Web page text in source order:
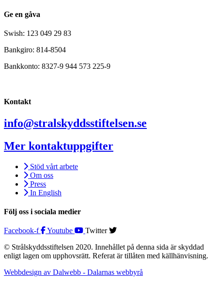
Ge en gåva
Swish: 123 049 29 83
Bankgiro: 814-8504
Bankkonto: 8327-9 944 573 225-9
Kontakt
info@stralskyddsstiftelsen.se
Mer kontaktuppgifter
Stöd vårt arbete
Om oss
Press
In English
Följ oss i sociala medier
Facebook-f Youtube
Twitter
© Strålskyddsstiftelsen 2020. Innehållet på denna sida är skyddad
enligt lagen om upphovsrätt. Referat är tillåten med källhänvisning.
Webbdesign av Dalwebb - Dalarnas webbyrå